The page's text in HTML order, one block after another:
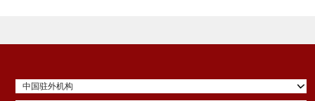
中国驻外机构